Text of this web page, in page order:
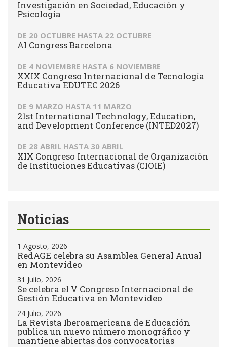
Investigación en Sociedad, Educación y
Psicología
DE 20 OCTUBRE HASTA 22 OCTUBRE
AI Congress Barcelona
DE 4 NOVIEMBRE HASTA 6 NOVIEMBRE
XXIX Congreso Internacional de Tecnología
Educativa EDUTEC 2026
DE 9 MARZO HASTA 11 MARZO
21st International Technology, Education,
and Development Conference (INTED2027)
DE 28 ABRIL HASTA 30 ABRIL
XIX Congreso Internacional de Organización
de Instituciones Educativas (CIOIE)
Noticias
1 Agosto, 2026
RedAGE celebra su Asamblea General Anual
en Montevideo
31 Julio, 2026
Se celebra el V Congreso Internacional de
Gestión Educativa en Montevideo
24 Julio, 2026
La Revista Iberoamericana de Educación
publica un nuevo número monográfico y
mantiene abiertas dos convocatorias